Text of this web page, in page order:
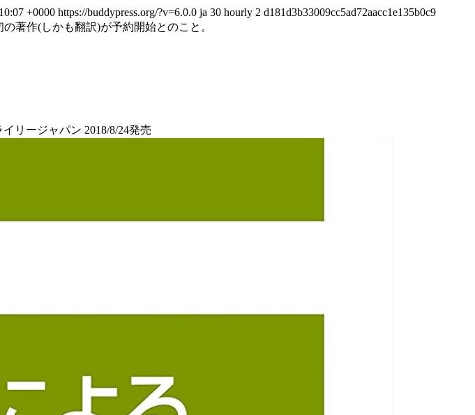
+0000 https://buddypress.org/?v=6.0.0 ja 30 hourly 2 d181d3b33009cc5ad72aacc1e135b0c9
著作(しかも翻訳)が予約開始とのこと。
リージャパン 2018/8/24発売